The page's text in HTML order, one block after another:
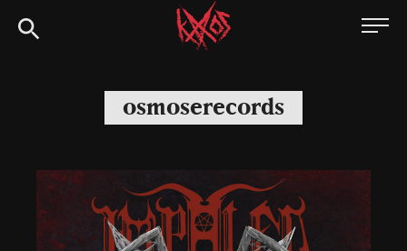
Siirry
suoraan
Kaaoszine
osmoserecords